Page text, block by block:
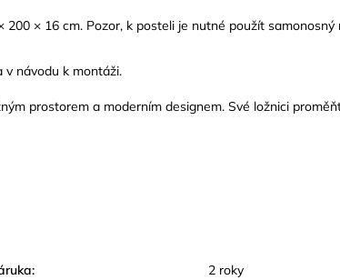
× 16 cm. Pozor, k posteli je nutné použít
v návodu k montáži.
prostorem a moderním designem. Své ložnici
: 2 roky